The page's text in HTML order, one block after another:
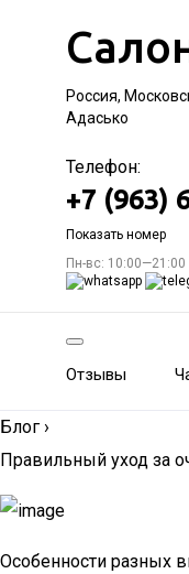
Россия,
Адасько
Телефон:
+7 (963)
Показать номер
Пн-вс: 10:00—21:00
Отзывы
Блог ›
Правильный уход за
Особенности разных